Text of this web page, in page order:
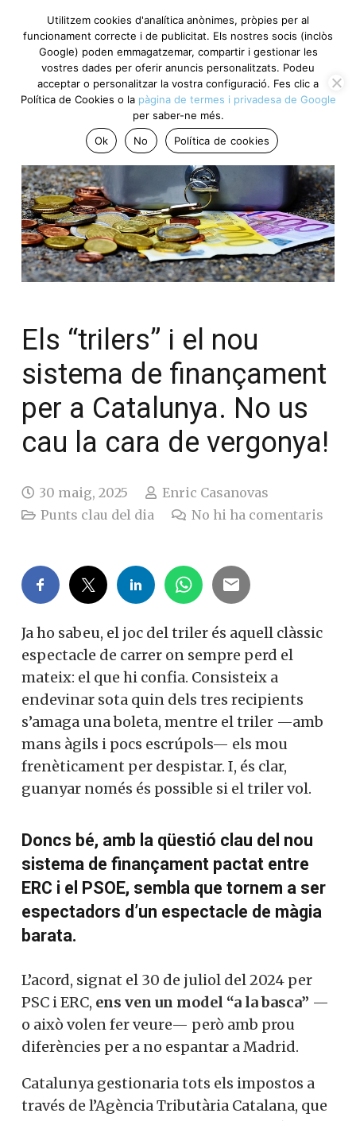
Els “trilers” i el nou
sistema de
finançament per a
Catalunya. No us cau la
30 maig, 2025
Enric Casanovas
No hi ha comentaris
Ja ho sabeu, el joc del triler és aquell clàssic
espectacle de carrer on sempre perd el
mateix: el que hi confia. Consisteix a
endevinar sota quin dels tres recipients
s’amaga una boleta, mentre el triler —
amb mans àgils i pocs escrúpols— els mou
guanyar només és possible si el triler vol.
Doncs bé, amb la qüestió clau del nou
sistema de finançament pactat entre
ERC i el PSOE, sembla que tornem a
màgia barata.
L’acord, signat el 30 de juliol del 2024 per
PSC i ERC,ens ven un model “a la basca”
—o això volen fer veure— però amb prou
diferències per a no espantar a Madrid.
Utilitzem cookies d'analítica anònimes, pròpies per al
funcionament correcte i de publicitat. Els nostres socis
(inclòs Google) poden emmagatzemar, compartir i gestionar
les vostres dades per oferir anuncis personalitzats. Podeu
acceptar o personalitzar la vostra configuració. Fes clic a
Política de Cookies o lapàgina de termes i privadesa de
Googleper saber-ne més.
Ok
No Política de cookies